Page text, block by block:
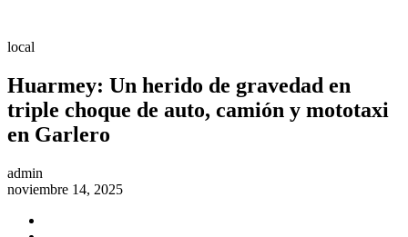
local
Huarmey: Un herido de gravedad en
triple choque de auto, camión y mototaxi
en Garlero
admin
noviembre 14, 2025